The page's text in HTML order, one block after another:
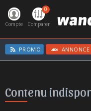
Compte
0
Comparer
PROMO ANNONCE
Contenu